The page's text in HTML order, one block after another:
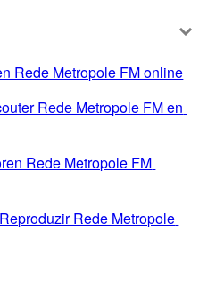
Rede Metropole FM online
Rede Metropole FM en
Rede Metropole FM
Reproduzir Rede Metropole